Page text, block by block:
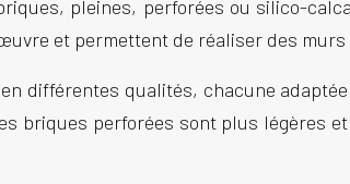
pleines, perforées ou silico-
et permettent de réaliser des
différentes qualités, chacune
briques perforées sont plus légères